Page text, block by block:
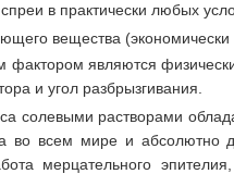
спреи в практически любых
вещества
являются
и угол разбрызгивания.
солевыми растворами
во всем мире и абсолютно
мерцательного